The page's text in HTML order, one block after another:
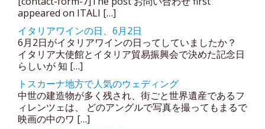
appeared on ITALI […]
イタリアワインの日、6月2日
6月2日がイタリアワインの日ってしていましたか？
イタリア大使館とイタリア貿易振興会で決めた記念日
らしいが 知 […]
トスカーナ地方で人気のウェディング
中世の建造物が多く残され、街ごと世界遺産であるフ
ィレンツェは、 どのアングルで写真を撮ってもまるで
映画の中のワ […]